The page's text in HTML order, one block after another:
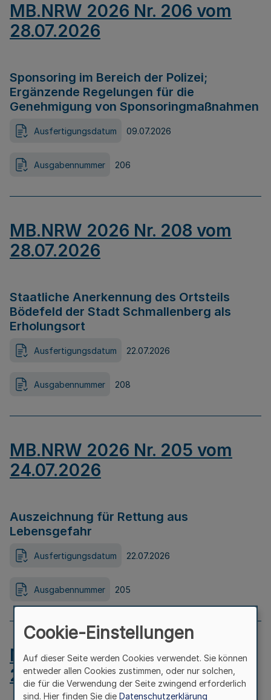
MB.NRW 2026 Nr. 206 vom
28.07.2026
Sponsoring im Bereich der Polizei;
Ergänzende Regelungen für die
Genehmigung von Sponsoringmaßnahmen
Ausfertigungsdatum 09.07.2026
Ausgabennummer 206
MB.NRW 2026 Nr. 208 vom
28.07.2026
Staatliche Anerkennung des Ortsteils
Bödefeld der Stadt Schmallenberg als
Erholungsort
Ausfertigungsdatum 22.07.2026
Ausgabennummer 208
MB.NRW 2026 Nr. 205 vom
24.07.2026
Auszeichnung für Rettung aus
Lebensgefahr
Ausfertigungsdatum 22.07.2026
Ausgabennummer 205
MB.NRW 2026 Nr. 204 vom
24.07.2026
Cookie-Einstellungen
Auf dieser Seite werden Cookies verwendet. Sie können
entweder allen Cookies zustimmen, oder nur solchen,
die für die Verwendung der Seite zwingend erforderlich
sind. Hier finden Sie die Datenschutzerklärung